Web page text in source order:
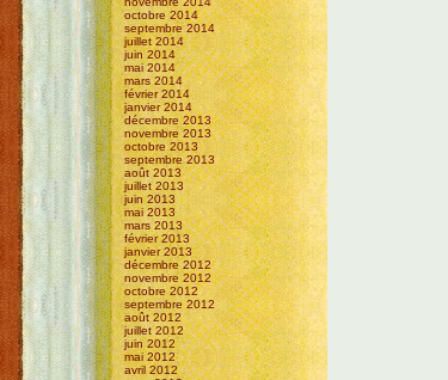
octobre 2014
septembre 2014
juillet 2014
juin 2014
mai 2014
mars 2014
février 2014
janvier 2014
décembre 2013
novembre 2013
octobre 2013
septembre 2013
août 2013
juillet 2013
juin 2013
mai 2013
mars 2013
février 2013
janvier 2013
décembre 2012
novembre 2012
octobre 2012
septembre 2012
août 2012
juillet 2012
juin 2012
mai 2012
avril 2012